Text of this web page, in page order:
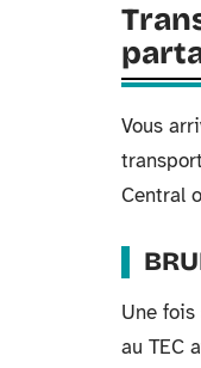
Vous
Central
Une
au TEC